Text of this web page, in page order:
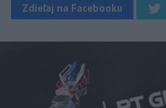
Zdieľaj na Facebooku